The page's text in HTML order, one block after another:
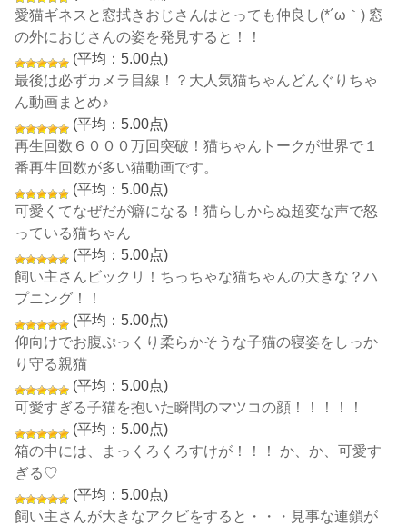
愛猫ギネスと窓拭きおじさんはとっても仲良し(*´ω｀) 窓
の外におじさんの姿を発見すると！！
(平均：5.00点)
最後は必ずカメラ目線！？大人気猫ちゃんどんぐりちゃ
ん動画まとめ♪
(平均：5.00点)
再生回数６０００万回突破！猫ちゃんトークが世界で１
番再生回数が多い猫動画です。
(平均：5.00点)
可愛くてなぜだが癖になる！猫らしからぬ超変な声で怒
っている猫ちゃん
(平均：5.00点)
飼い主さんビックリ！ちっちゃな猫ちゃんの大きな？ハ
プニング！！
(平均：5.00点)
仰向けでお腹ぷっくり柔らかそうな子猫の寝姿をしっか
り守る親猫
(平均：5.00点)
可愛すぎる子猫を抱いた瞬間のマツコの顔！！！！！
(平均：5.00点)
箱の中には、まっくろくろすけが！！！ か、か、可愛す
ぎる♡
(平均：5.00点)
飼い主さんが大きなアクビをすると・・・見事な連鎖が